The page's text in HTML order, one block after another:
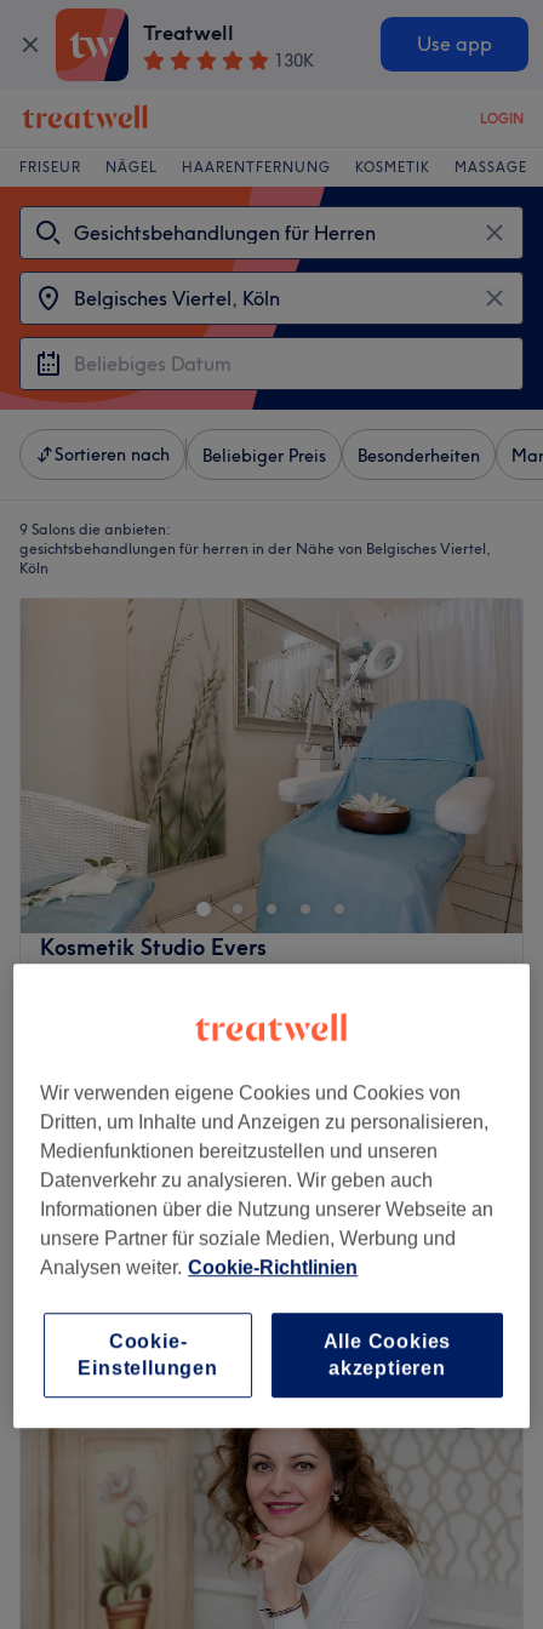
Treatwell
130K
Use app
LOGIN
FRISEUR NÄGEL HAARENTFERNUNG KOSMETIK MASSAGE
Sortieren nach Beliebiger Preis Besonderheiten
9 Salons die anbieten:
gesichtsbehandlungen für herren in der Nähe von Belgisches Viertel,
Köln
Kosmetik Studio Evers
Gesichtsbehandlung für Herren - Spezial
Gesichtsbehandlung für Herren - Basic
1 Std.
60 €
Gesichtsbehandlung für Herren - Exklusiv
1 Std. 30 Min.
Schnellansicht Saloninfos
Montag 14:00–19:00
Dienstag
10:00–19:00
Mittwoch
10:00–19:00
Donnerstag
10:00–19:00
Freitag
10:00–19:00
10:00
Sonntag
Geschlossen
Deine Schönheit ist kostbar und einzigartig! Hast du
schon mal erlebt, wie es sich anfühlt, wenn sie genau so
behandelt wird? Noch nicht? Dann warte nicht länger
Wir verwenden eigene Cookies und Cookies von
Dritten, um Inhalte und Anzeigen zu personalisieren,
Medienfunktionen bereitzustellen und unseren
Datenverkehr zu analysieren. Wir geben auch
Informationen über die Nutzung unserer Webseite an
unsere Partner für soziale Medien, Werbung und
Analysen weiter. Cookie-Richtlinien
Cookie-
Einstellungen
Alle Cookies
akzeptieren